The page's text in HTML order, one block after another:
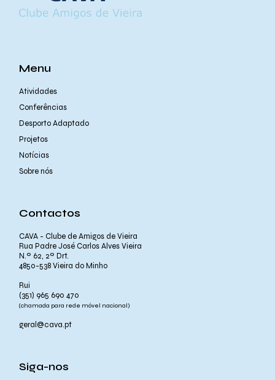
Menu
Atividades
Conferências
Desporto Adaptado
Projetos
Notícias
Sobre nós
Contactos
CAVA - Clube de Amigos de Vieira
Rua Padre José Carlos Alves Vieira
N.º 62, 2º Drt.
4850-538 Vieira do Minho
Rui
(351) 965 690 470
(chamada para rede móvel nacional)
geral@cava.pt
Siga-nos